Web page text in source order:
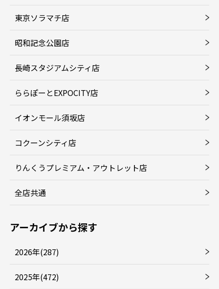
東京ソラマチ店
昭和記念公園店
長崎スタジアムシティ店
ららぽーとEXPOCITY店
イオンモール須坂店
コクーンシティ店
りんくうプレミアム・アウトレット店
全店共通
アーカイブから探す
2026年(287)
2025年(472)